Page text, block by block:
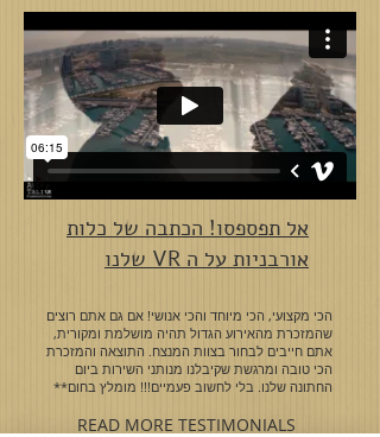
אל תפספסו! הכתבה של כלות
אורבניות על ה VR שלנו
הכי מקצועי, הכי מיוחד והכי אנושי! אם גם אתם רוצים
שהמזכרת מהאירוע הגדול תהיה מושלמת ומקורית,
אתם חייבים לבחור בצוות המנצח. התוצאה והמזכרת
הכי טובה ומרגשת שקיבלנו מנותני השירות ביום
החתונה שלנו. בלי לחשוב פעמיים!!! מומלץ בחום**
READ MORE TESTIMONIALS